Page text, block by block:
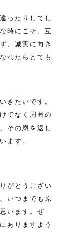
ったりしてし
時にこそ、互
、誠実に向き
れたらとても
きたいです。
でなく周囲の
その恩を返し
ます。
がとうござい
いつまでも原
います。ぜ
ありますよう